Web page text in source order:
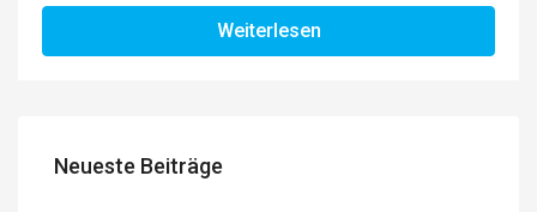
Weiterlesen
Neueste Beiträge